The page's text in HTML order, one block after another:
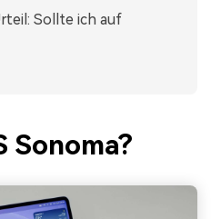
Sollte ich auf
Sonoma?